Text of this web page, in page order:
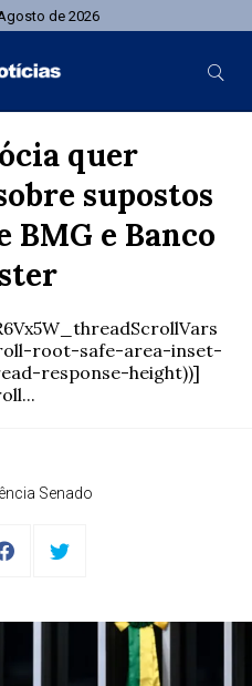
de 2026
quer
supostos
e Banco
root-safe-area-inset-
response-height))]
Senado